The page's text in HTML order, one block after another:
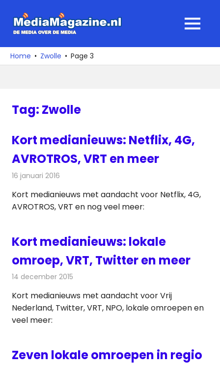
naar
media
over
MENU
Home Zwolle Page 3
Tag: Zwolle
Kort medianieuws: Netflix, 4G,
AVROTROS, VRT en meer
16 januari 2016
Kort medianieuws met aandacht voor Netflix, 4G,
AVROTROS, VRT en nog veel meer:
Kort medianieuws: lokale
omroep, VRT, Twitter en meer
14 december 2015
Kort medianieuws met aandacht voor Vrij
Nederland, Twitter, VRT, NPO, lokale omroepen en
veel meer:
Zeven lokale omroepen in regio